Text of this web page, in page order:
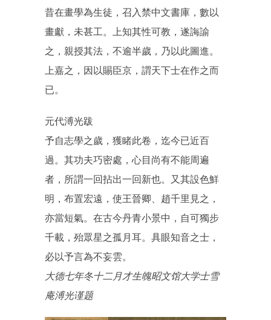
昔在畫學為生徒，召入禁中文書庫，數以
畫獻，未甚工。上知其性可教，遂誨諭
之，親授其法，不逾半歲，乃以此圖進。
上嘉之，因以賜臣京，謂天下士在作之而
已。
元代溥光跋
予自志學之歲，獲睹此卷，迄今已近百
過。其功夫巧密處，心目尚有不能周遍
者，所謂一回拈出一回新也。又其設色鮮
明，布置宏遠，使王晉卿、趙千里見之，
亦當短氣。在古今丹青小景中，自可獨步
千載，殆眾星之孤月耳。具眼知音之士，
必以予言為不妄雲。
大德七年冬十二月才生魄昭文馆大学士雪
庵溥光谨题